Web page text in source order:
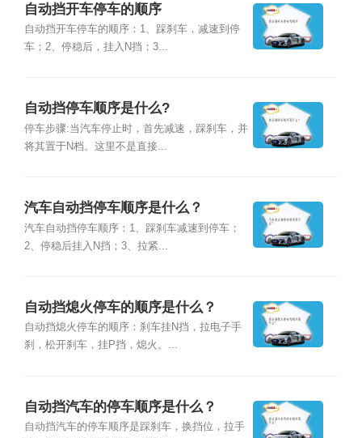
自动挡开车停车的顺序
自动挡开车停车的顺序：1、踩刹车，减速到停
车；2、停稳后，挂入N挡；3...
自动挡停车顺序是什么?
停车步骤:当汽车停止时，首先减速，踩刹车，并
将其置于N档。这里不是直接...
汽车自动挡停车顺序是什么？
汽车自动挡停车顺序：1、踩刹车减速到停车；
2、停稳后挂入N挡；3、拉紧...
自动挡熄火停车的顺序是什么？
自动挡熄火停车的顺序：刹车挂N挡，拉电子手
刹，松开刹车，挂P挡，熄火。...
自动挡汽车的停车顺序是什么？
自动挡汽车的停车顺序是踩刹车，换挡位，拉手